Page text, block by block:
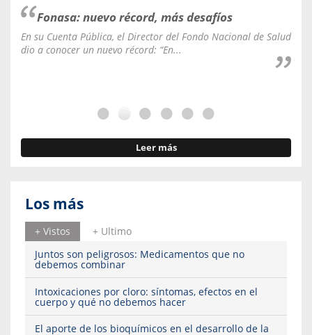
Fonasa: nuevo récord, más desafíos
En su Cuenta Pública, el Director del Fondo Nacional de Salud
dio a conocer un nuevo récord: “En...
Leer más
Los más
+ Vistos
+ Ultimo
Juntos son peligrosos: Medicamentos que no
debemos combinar
Intoxicaciones por cloro: síntomas, efectos en el
cuerpo y qué no debemos hacer
El aporte de los bioquímicos en el desarrollo de la